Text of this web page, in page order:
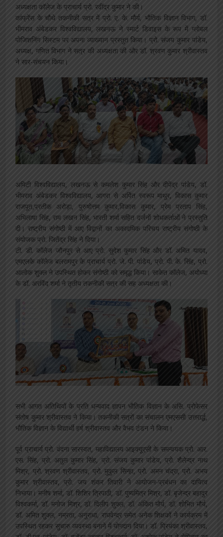
अध्यक्षता कॉलेज के प्राचार्य प्रो. रवींद्र कुमार ने की।
कांफ्रेंस के चौथे तकनीकी सत्र में प्रो. ए. के. मौर्य, भौतिक विज्ञान विभाग, डॉ.
भीमराव अंबेडकर विश्वविद्यालय, लखनऊ ने स्मार्ट डिवाइस के रूप में ग्लोबल
पोजिशनिंग सिस्टम पर अपना व्याख्यान प्रस्तुत किया। प्रो. संजय कुमार पांडेय,
अध्यक्ष, गणित विभाग ने सत्र की अध्यक्षता की और डॉ. श्रवण कुमार श्रीवास्तव
ने सार-संचयन किया।
अमिटी विश्वविद्यालय, लखनऊ से कमलेश कुमार सिंह और दीपेंद्र पांडेय, डॉ.
भीमराव अंबेडकर विश्वविद्यालय, आगरा से अर्पित स्वरूप माथुर, विकास कुमार
राजपूत,प्रतीक अरोड़ा, पुरुषोत्तम कुमार,विकास कुमार, प्रेम प्रताप सिंह,
अभिलाषा सिंह, राम लखन सिंह, भारती शर्मा सहित दर्जनों शोधकर्ताओं ने प्रस्तुति
दी। राष्ट्रीय संगोष्ठी में आए विद्वानों का अकादमिक परिचय राष्ट्रीय संगोष्ठी के
संयोजक प्रो. जितेंद्र सिंह ने दिया।
टी. डी. कॉलेज जौनपुर से आए प्रो. सुदेश कुमार सिंह और डॉ. अमित यादव,
एमएलके कॉलेज बलरामपुर के प्राचार्य प्रो. जे. पी. पांडेय, प्रो. पी. के. सिंह, प्रो.
आलोक शुक्ल ने उपस्थित होकर संगोष्ठी को समृद्ध किया। साकेत कॉलेज, अयोध्या
के डॉ. अरविंद शर्मा ने तृतीय तकनीकी सत्र की सह अध्यक्षता की।
सभी आगत अतिथियों के प्रति धन्यवाद ज्ञापन भौतिक विज्ञान के असि. प्रोफेसर
संतोष कुमार श्रीवास्तव ने किया। तकनीकी सत्रों का संचालन एमएससी उत्तरार्द्ध,
भौतिक विज्ञान के विद्यार्थी हर्ष श्रीवास्तव और वैभव टंडन ने किया।
पूर्व प्राचार्य प्रो. वंदना सारस्वत, महाविद्यालय आइक्यूएसी के समन्वयक प्रो. आर.
एस. सिंह, प्रो. अतुल कुमार सिंह, प्रो. संजय कुमार पांडेय, प्रो. शैलेन्द्र नाथ
मिश्र, प्रो. श्रवण श्रीवास्तव, प्रो. मुकुल सिन्हा, प्रो. अमन चंद्रा, प्रो. अभय
कुमार श्रीवास्तव, प्रो. जय शंकर तिवारी ने आयोजन-प्रबंधन का दायित्व
निभाया। मनीष शर्मा, डॉ. शिशिर त्रिपाठी, डॉ. पुष्यमित्र मिश्र, डॉ. बृजेन्द्र बहादुर
विश्वकर्मा, डॉ. मनोज मिश्र, डॉ. दिलीप शुक्ल, डॉ. अंकित मौर्य, डॉ. शोभित मौर्य,
डॉ. अमित शुक्ल, नम्रता, अनुराधा, राघवेन्द्र समेत अनेक शिक्षकों ने कार्यक्रम में
उपस्थित रहकर सुचारु व्यवस्था बनाने में योगदान दिया। डॉ. प्रियंका श्रीवास्तव,